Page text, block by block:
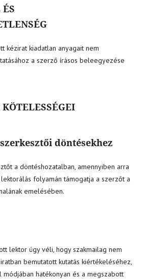
kézirat kiadatlan anyagait nem
a szerző írásos beleegyezése
döntésekhez
a döntéshozatalban, amennyiben arra
folyamán támogatja a szerzőt a
emelésében.
lektor úgy véli, hogy szakmailag nem
bemutatott kutatás kiértékeléséhez,
módjában hatékonyan és a megszabott